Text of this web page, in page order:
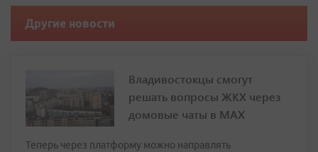
Другие новости
Владивостокцы смогут
решать вопросы ЖКХ через
домовые чаты в МАХ
Теперь через платформу можно направлять